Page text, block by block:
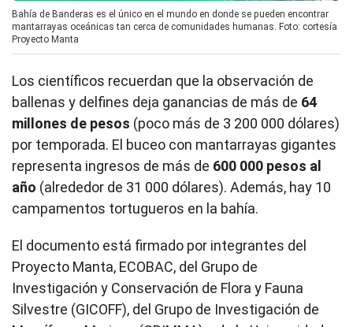
Bahía de Banderas es el único en el mundo en donde se pueden encontrar
mantarrayas oceánicas tan cerca de comunidades humanas. Foto: cortesía
Proyecto Manta
Los científicos recuerdan que la observación de
ballenas y delfines deja ganancias de más de 64
millones de pesos (poco más de 3 200 000 dólares)
por temporada. El buceo con mantarrayas gigantes
representa ingresos de más de 600 000 pesos al
año (alrededor de 31 000 dólares). Además, hay 10
campamentos tortugueros en la bahía.
El documento está firmado por integrantes del
Proyecto Manta, ECOBAC, del Grupo de
Investigación y Conservación de Flora y Fauna
Silvestre (GICOFF), del Grupo de Investigación de